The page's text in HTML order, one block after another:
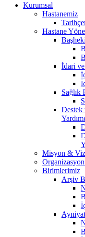
Kurumsal
Hastanemiz
Hastane
İdari
Sağlık
Misyon &
Organizasyon
Birimlerimiz
Arşiv